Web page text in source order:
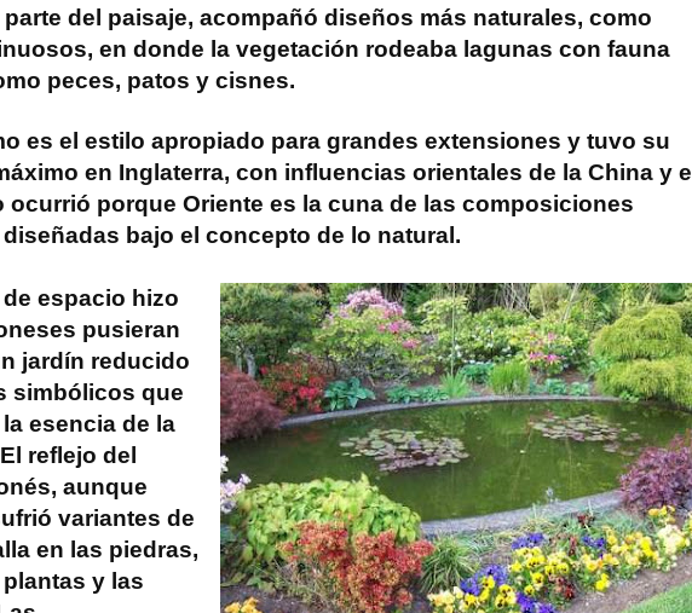
del paisaje, acompañó diseños más naturales, como
en donde la vegetación rodeaba lagunas con fauna
peces, patos y cisnes.
es el estilo apropiado para grandes extensiones y tuvo su
en Inglaterra, con influencias orientales de la China y el
ocurrió porque Oriente es la cuna de las composiciones
bajo el concepto de lo natural.
espacio hizo
pusieran
jardín reducido
simbólicos que
esencia de la
reflejo del
aunque
variantes de
en las piedras,
y las